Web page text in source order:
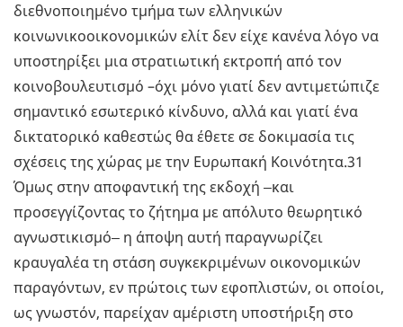
διεθνοποιημένο τμήμα των ελληνικών
κοινωνικοοικονομικών ελίτ δεν είχε κανένα λόγο να
υποστηρίξει μια στρατιωτική εκτροπή από τον
κοινοβουλευτισμό –όχι μόνο γιατί δεν αντιμετώπιζε
σημαντικό εσωτερικό κίνδυνο, αλλά και γιατί ένα
δικτατορικό καθεστώς θα έθετε σε δοκιμασία τις
σχέσεις της χώρας με την Ευρωπακή Κοινότητα.31
Όμως στην αποφαντική της εκδοχή ‒και
προσεγγίζοντας το ζήτημα με απόλυτο θεωρητικό
αγνωστικισμό‒ η άποψη αυτή παραγνωρίζει
κραυγαλέα τη στάση συγκεκριμένων οικονομικών
παραγόντων, εν πρώτοις των εφοπλιστών, οι οποίοι,
ως γνωστόν, παρείχαν αμέριστη υποστήριξη στο